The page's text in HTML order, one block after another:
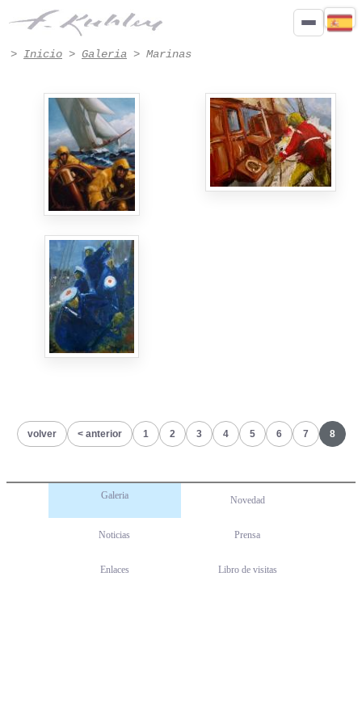
> Inicio > Galeria > Marinas
volver anterior 1 2 3 4 5 6 7 8
Galeria Novedad
Noticias Prensa
Enlaces Libro de visitas